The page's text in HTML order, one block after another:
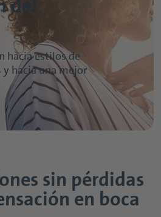
Nuestro portafolio
Sostenibilidad
Sobre Döhler
hacia estilos de
hacia una mejor
sin pérdidas
en boca